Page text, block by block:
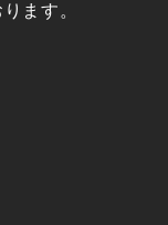
ます。